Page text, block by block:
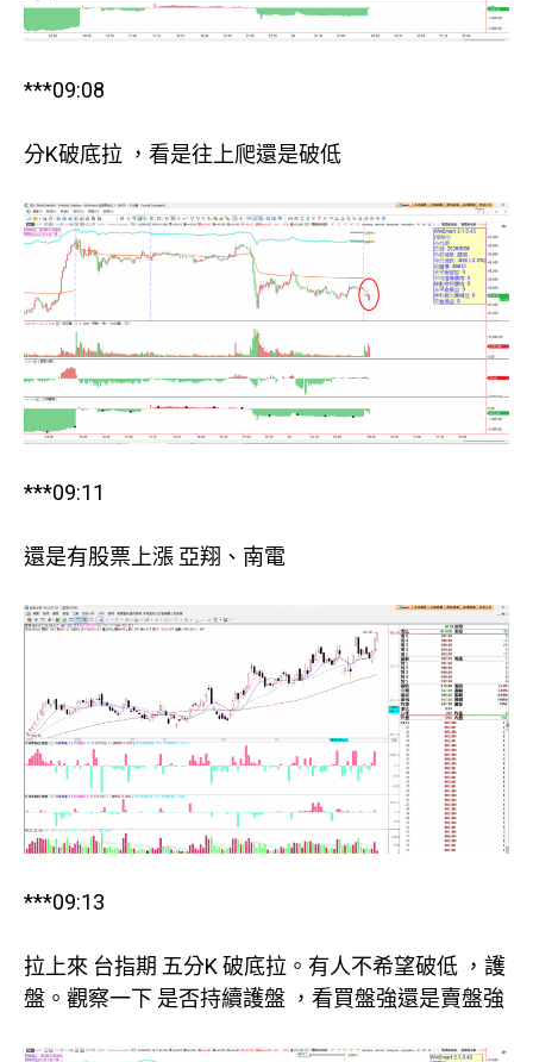
***09:08
分K破底拉 ，看是往上爬還是破低
***09:11
還是有股票上漲 亞翔、南電
***09:13
拉上來 台指期 五分K 破底拉。有人不希望破低 ，護
盤。觀察一下 是否持續護盤 ，看買盤強還是賣盤強